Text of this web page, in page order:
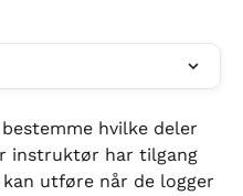
hvilke deler
instruktør har tilgang
utføre når de logger